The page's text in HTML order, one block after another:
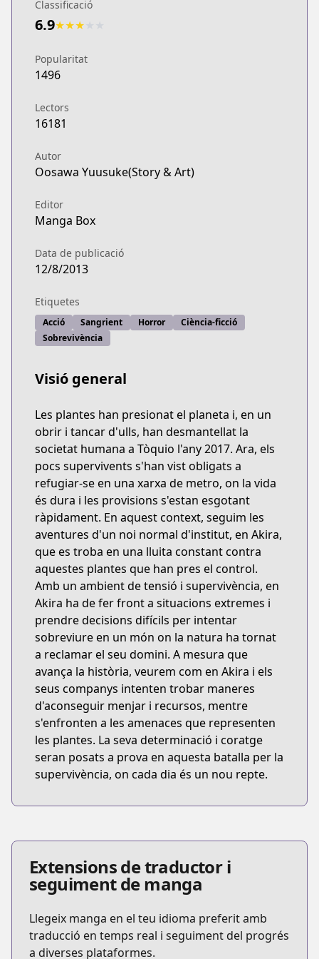
Classificació
6.9★★★
Popularitat
1496
Lectors
16181
Autor
Oosawa Yuusuke(Story & Art)
Editor
Manga Box
Data de publicació
12/8/2013
Etiquetes
Acció Sangrient Horror
Ciència-ficció
Sobrevivència
Visió general
Les plantes han presionat el planeta i, en un
obrir i tancar d'ulls, han desmantellat la
societat humana a Tòquio l'any 2017. Ara, els
pocs supervivents s'han vist obligats a
refugiar-se en una xarxa de metro, on la vida
és dura i les provisions s'estan esgotant
ràpidament. En aquest context, seguim les
aventures d'un noi normal d'institut, en Akira,
que es troba en una lluita constant contra
aquestes plantes que han pres el control.
Amb un ambient de tensió i supervivència, en
Akira ha de fer front a situacions extremes i
prendre decisions difícils per intentar
sobreviure en un món on la natura ha tornat
a reclamar el seu domini. A mesura que
avança la història, veurem com en Akira i els
seus companys intenten trobar maneres
d'aconseguir menjar i recursos, mentre
s'enfronten a les amenaces que representen
les plantes. La seva determinació i coratge
seran posats a prova en aquesta batalla per la
supervivència, on cada dia és un nou repte.
Extensions de traductor i
seguiment de manga
Llegeix manga en el teu idioma preferit amb
traducció en temps real i seguiment del progrés
a diverses plataformes.